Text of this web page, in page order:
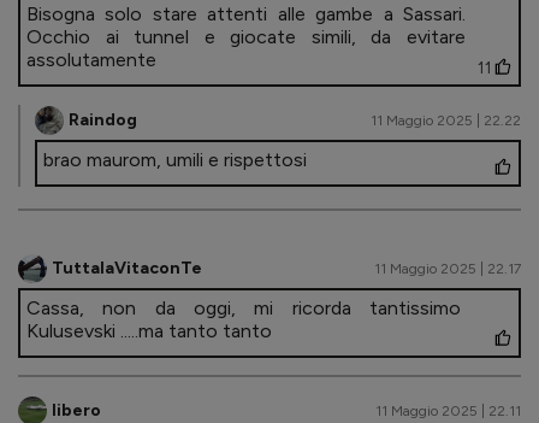
Bisogna solo stare attenti alle gambe a Sassari.
Occhio ai tunnel e giocate simili, da evitare
assolutamente
11
Raindog 11 Maggio 2025 | 22.22
brao maurom, umili e rispettosi
TuttalaVitaconTe 11 Maggio 2025 | 22.17
Cassa, non da oggi, mi ricorda tantissimo
Kulusevski .....ma tanto tanto
libero 11 Maggio 2025 | 22.11